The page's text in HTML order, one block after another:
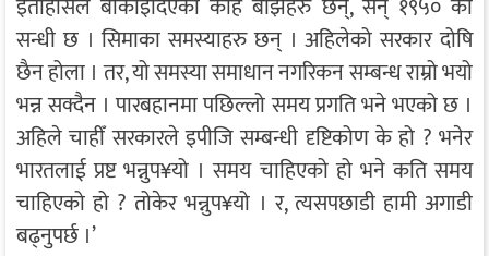
सन्धी छ । सिमाका समस्याहरु छन् । अहिलेको सरकार दोषि
छैन होला । तर, यो समस्या समाधान नगरिकन सम्बन्ध राम्रो भयो
भन्न सक्दैन । पारबहानमा पछिल्लो समय प्रगति भने भएको छ ।
अहिले चाहीँ सरकारले इपीजि सम्बन्धी दृष्टिकोण के हो ? भनेर
भारतलाई प्रष्ट भन्नुप¥यो । समय चाहिएको हो भने कति समय
चाहिएको हो ? तोकेर भन्नुप¥यो । र, त्यसपछाडी हामी अगाडी
बढ्नुपर्छ ।’